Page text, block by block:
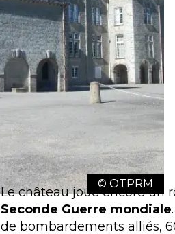
© OTPRM
Le château joue encore un
Seconde Guerre mondiale
de bombardements alliés,